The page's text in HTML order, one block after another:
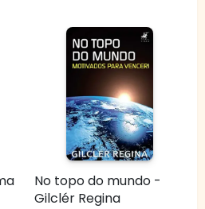
No topo do mundo -
Gilclér Regina